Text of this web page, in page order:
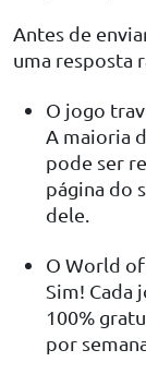
Antes de
uma resposta
O jogo
A maioria
pode ser
página do
dele.
O World
Sim! Cada
100%
por